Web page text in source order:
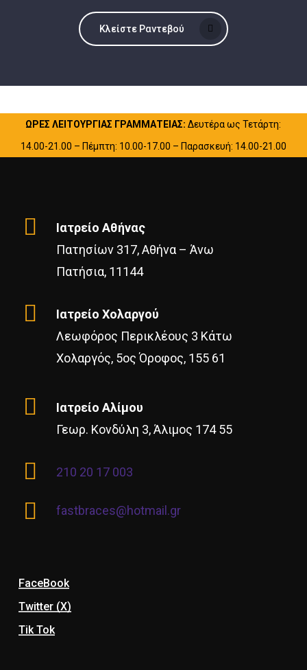
Κλείστε Ραντεβού
ΩΡΕΣ ΛΕΙΤΟΥΡΓΙΑΣ ΓΡΑΜΜΑΤΕΙΑΣ: Δευτέρα ως Τετάρτη:
14.00-21.00 – Πέμπτη: 10.00-17.00 – Παρασκευή: 14.00-21.00
Ιατρείο Αθήνας
Πατησίων 317, Αθήνα – Άνω
Πατήσια, 11144
Ιατρείο Χολαργού
Λεωφόρος Περικλέους 3 Κάτω
Χολαργός, 5ος Όροφος, 155 61
Ιατρείο Αλίμου
Γεωρ. Κονδύλη 3, Άλιμος 174 55
210 20 17 003
fastbraces@hotmail.gr
FaceBook
Twitter (X)
Tik Tok